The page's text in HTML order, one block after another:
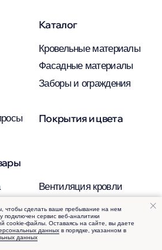
чтобы сделать ваше пребывание на нем
сервис веб-аналитики
cookie-файлы. Оставаясь на сайте, вы даете
данных в порядке, указанном в
данных